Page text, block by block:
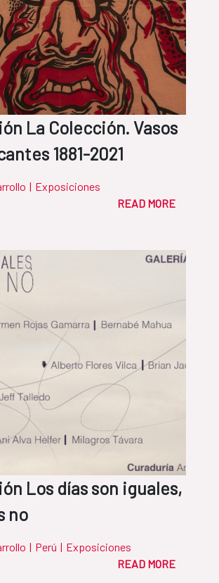
La Colección. Vasos
1881-2021
| Exposiciones
READ MORE
Los días son iguales,
no
| Perú | Exposiciones
READ MORE